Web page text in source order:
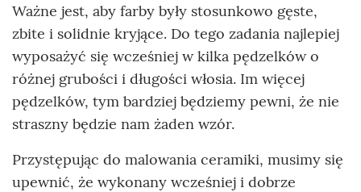
Ważne jest, aby farby były stosunkowo gęste,
zbite i solidnie kryjące. Do tego zadania najlepiej
wyposażyć się wcześniej w kilka pędzelków o
różnej grubości i długości włosia. Im więcej
pędzelków, tym bardziej będziemy pewni, że nie
straszny będzie nam żaden wzór.
Przystępując do malowania ceramiki, musimy się
upewnić, że wykonany wcześniej i dobrze